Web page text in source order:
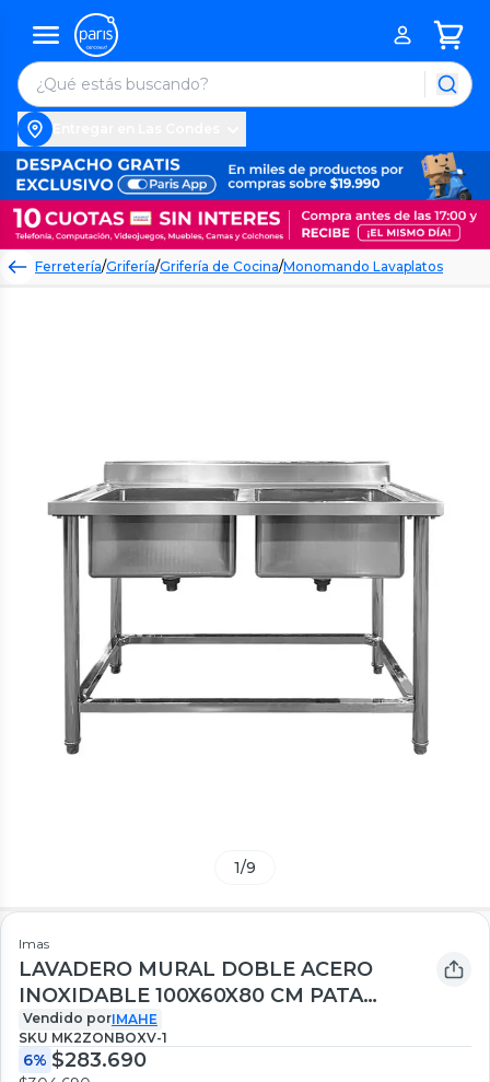
Ferretería/Grifería/Grifería de Cocina/Monomando Lavaplatos
1/9
Imas
LAVADERO MURAL DOBLE ACERO
INOXIDABLE 100X60X80 CM PATA
REDONDA ARMABLE
Vendido porIMAHE
SKU MK2ZONBOXV-1
6% $283.690